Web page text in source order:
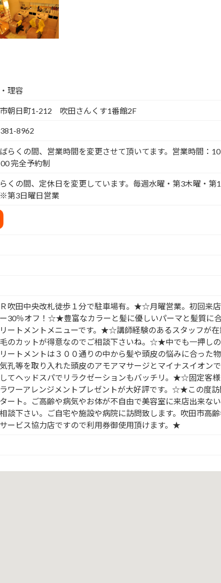
理容
朝日町1-212 吹田さんくす1番館2F
8962
らくの間、営業時間を変更させて頂いてます。営業時間：
完全予約制
くの間、定休日を変更しています。毎週水曜・第3木曜・第
第3日曜日営業
吹田中央改札徒歩１分で駐車場有。★☆月曜営業。初回来
30％オフ！☆★豊富なカラーと髪に優しいパーマと髪質に
ートメントメニューです。★☆講師経験のあるスタッフが在
のカットが得意なのでご相談下さいね。☆★中でも一押し
ートメントは３００通りの中から髪や頭皮の悩みに合った
孔等を取り入れた頭皮のアモアマサージとマイナスイオン
てヘッドスパでリラクゼーションもバッチリ。★☆固定客
ワーアレンジメントプレゼントが大好評です。☆★この度訪
ート。ご高齢や病気やお体が不自由で美容室に来店出来な
談下さい。ご自宅や施設や病院に訪問致します。吹田市高
ービス協力店ですので利用券御使用頂けます。★